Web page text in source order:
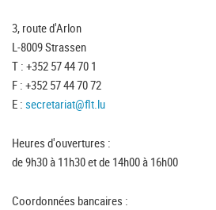
3, route d'Arlon
L-8009 Strassen
T : +352 57 44 70 1
F : +352 57 44 70 72
E : secretariat@flt.lu
Heures d'ouvertures :
de 9h30 à 11h30 et de 14h00 à 16h00
Coordonnées bancaires :